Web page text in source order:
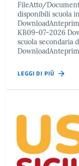
FileAtto/
disponibili scuola
KB09-07-2026
scuola secondaria
LEGGI DI PIÙ